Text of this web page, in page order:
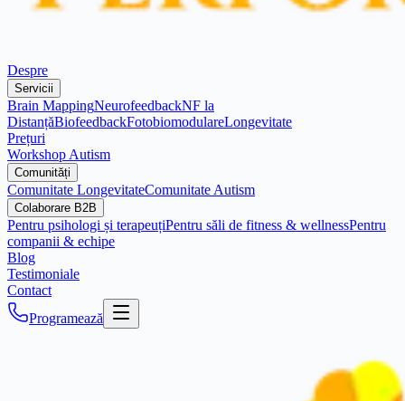
Despre
Servicii
Brain MappingNeurofeedbackNF la
DistanțăBiofeedbackFotobiomodulareLongevitate
Prețuri
Workshop Autism
Comunități
Comunitate LongevitateComunitate Autism
Colaborare B2B
Pentru psihologi și terapeuțiPentru săli de fitness & wellnessPentru
companii & echipe
Blog
Testimoniale
Contact
Programează